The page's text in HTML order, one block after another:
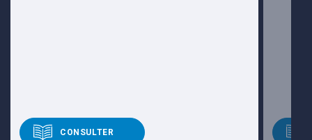
CONSULTER